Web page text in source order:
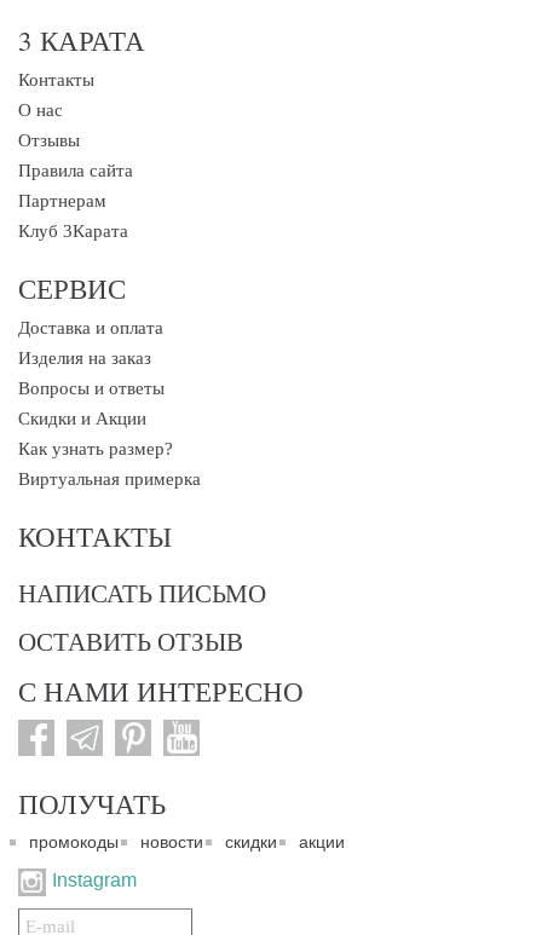
3 КАРАТА
Контакты
О нас
Отзывы
Правила сайта
Партнерам
Клуб 3Карата
СЕРВИС
Доставка и оплата
Изделия на заказ
Вопросы и ответы
Скидки и Акции
Как узнать размер?
Виртуальная примерка
КОНТАКТЫ
НАПИСАТЬ ПИСЬМО
ОСТАВИТЬ ОТЗЫВ
С НАМИ ИНТЕРЕСНО
ПОЛУЧАТЬ
промокоды новости скидки акции
Instagram
Подписаться